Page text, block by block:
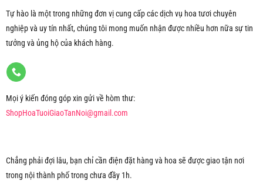
Tự hào là một trong những đơn vị cung cấp các dịch vụ hoa tươi chuyên
nghiệp và uy tín nhất, chúng tôi mong muốn nhận được nhiều hơn nữa sự tin
tưởng và ủng hộ của khách hàng.
Mọi ý kiến đóng góp xin gửi về hòm thư:
ShopHoaTuoiGiaoTanNoi@gmail.com
Chẳng phải đợi lâu, bạn chỉ cần điện đặt hàng và hoa sẽ được giao tận nơi
trong nội thành phố trong chưa đầy 1h.